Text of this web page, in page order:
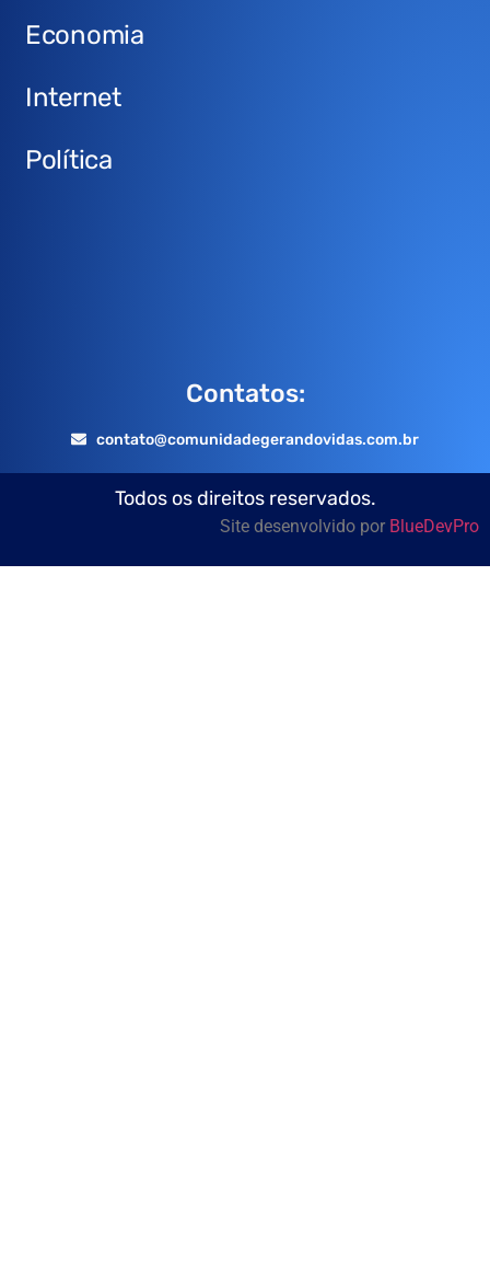
Economia
Internet
Política
Contatos:
contato@comunidadegerandovidas.com.br
Todos os direitos reservados.
Site desenvolvido por BlueDevPro